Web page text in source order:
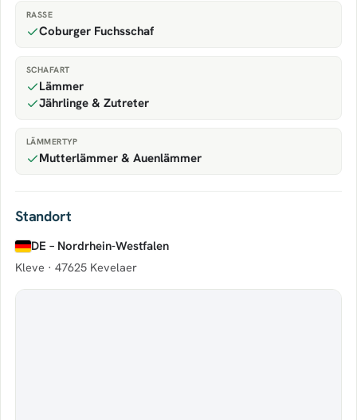
RASSE
Coburger Fuchsschaf
SCHAFART
Lämmer
Jährlinge & Zutreter
LÄMMERTYP
Mutterlämmer & Auenlämmer
Standort
DE – Nordrhein-Westfalen
Kleve · 47625 Kevelaer